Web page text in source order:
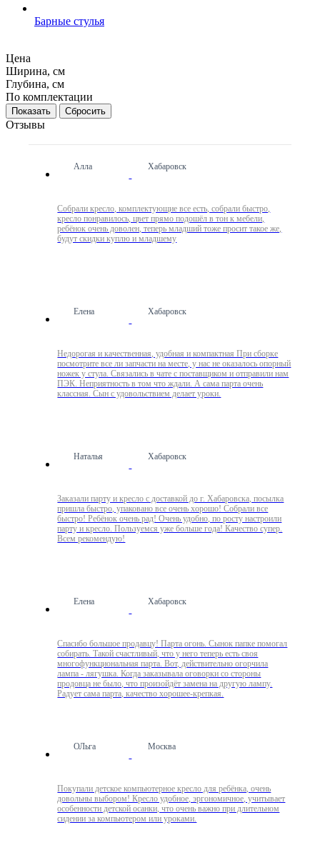
Барные стулья
Цена
Ширина, см
Глубина, см
По комплектации
Сбросить
Отзывы
Алла Хабаровск
Собрали кресло, комплектующие все есть, собрали быстро,
кресло понравилось, цвет прямо подошёл в тон к мебели,
ребёнок очень доволен, теперь младший тоже просит такое же,
будут скидки куплю и младшему
Елена Хабаровск
Недорогая и качественная, удобная и компактная При сборке
посмотрите все ли запчасти на месте, у нас не оказалось опорный
ножек у стула. Связались в чате с поставщиком и отправили нам
ПЭК. Неприятность в том что ждали. А сама парта очень
классная. Сын с удовольствием делает уроки.
Наталья Хабаровск
Заказали парту и кресло с доставкой до г. Хабаровска, посылка
пришла быстро, упаковано все очень хорошо! Собрали все
быстро! Ребёнок очень рад! Очень удобно, по росту настроили
парту и кресло. Пользуемся уже больше года! Качество супер.
Всем рекомендую!
Елена Хабаровск
Спасибо большое продавцу! Парта огонь. Сынок папке помогал
собирать. Такой счастливый, что у него теперь есть своя
многофункциональная парта. Вот, действительно огорчила
лампа - лягушка. Когда заказывала оговорки со стороны
продовца не было, что произойдёт замена на другую лампу.
Радует сама парта, качество хорошее-крепкая.
ОЛьга Москва
Покупали детское компьютерное кресло для ребёнка, очень
довольны выбором! Кресло удобное, эргономичное, учитывает
особенности детской осанки, что очень важно при длительном
сидении за компьютером или уроками.